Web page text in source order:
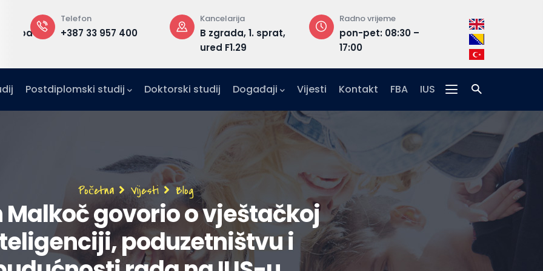
Telefon
+387 33 957 400
Kancelarija
B zgrada, 1. sprat,
ured F1.29
Radno vrijeme
pon-pet: 08:30 –
17:00
Adresa
Hrasnička
15, 71210 Ilidža
Postdiplomski studij Doktorski studij Događaji Vijesti Kontakt FBA IUS
Breadcrumb
Početna Vijesti Blog
Malkoč govorio o vještačkoj
poduzetništvu i